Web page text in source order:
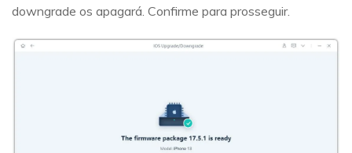
downgrade os apagará. Confirme para prosseguir.